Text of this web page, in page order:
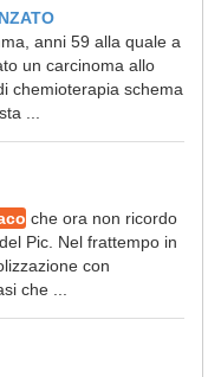
anni 59 alla quale a
un carcinoma allo
chemioterapia schema
...
che ora non ricordo
Pic. Nel frattempo in
con
che ...